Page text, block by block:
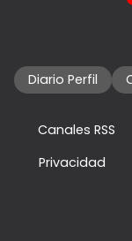
Diario Perfil
Canales RSS
Privacidad